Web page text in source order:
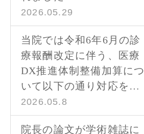
2026.05.29
当院では令和6年6月の診
療報酬改定に伴う、医療
DX推進体制整備加算につ
いて以下の通り対応を…
2026.05.8
院長の論文が学術雑誌に